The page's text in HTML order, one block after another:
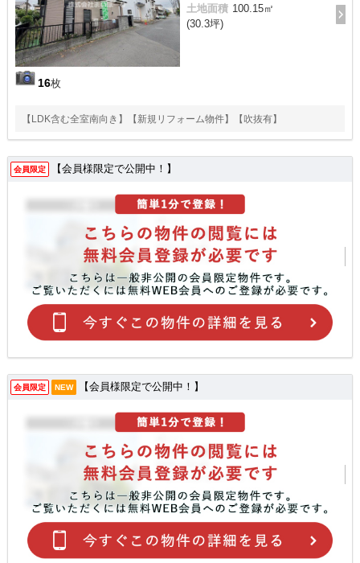
16枚
土地面積 100.15㎡
(30.3坪)
【LDK含む全室南向き】【新規リフォーム物件】【吹抜有】
会員限定 【会員様限定で公開中！】
会員限定 NEW 【会員様限定で公開中！】